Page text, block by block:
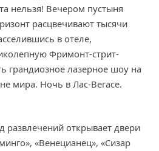
нельзя! Вечером пустыня
расцвечивают тысячи
в отеле,
Фримонт-стрит-
грандиозное лазерное шоу на
мира. Ночь в Лас-Вегасе.
развлечений открывает двери
«Венецианец», «Сизар